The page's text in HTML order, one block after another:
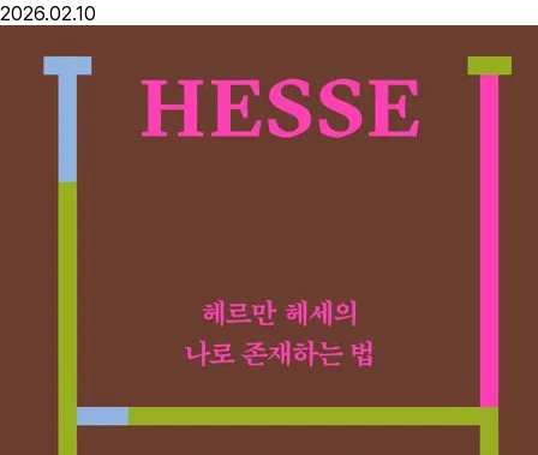
2026.02.10